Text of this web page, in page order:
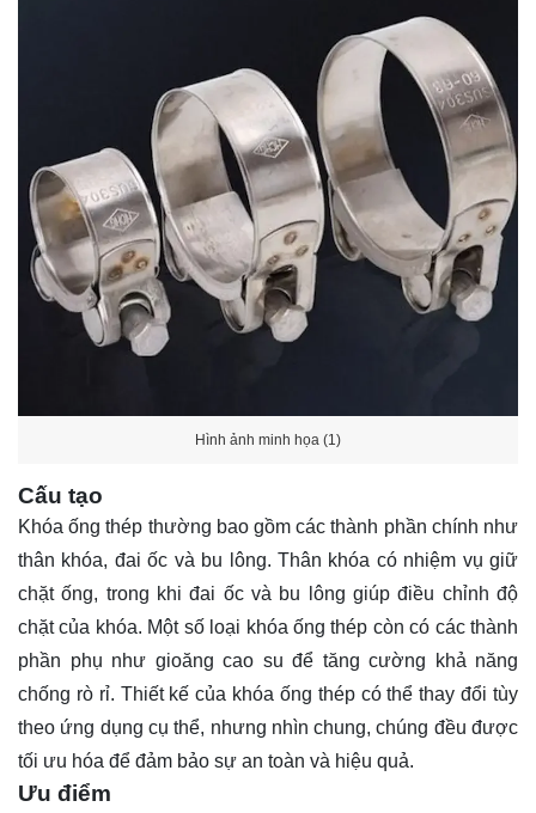
Hình ảnh minh họa (1)
Cấu tạo
Khóa ống thép thường bao gồm các thành phần chính như
thân khóa, đai ốc và bu lông. Thân khóa có nhiệm vụ giữ
chặt ống, trong khi đai ốc và bu lông giúp điều chỉnh độ
chặt của khóa. Một số loại khóa ống thép còn có các thành
phần phụ như gioăng cao su để tăng cường khả năng
chống rò rỉ. Thiết kế của khóa ống thép có thể thay đổi tùy
theo ứng dụng cụ thể, nhưng nhìn chung, chúng đều được
tối ưu hóa để đảm bảo sự an toàn và hiệu quả.
Ưu điểm